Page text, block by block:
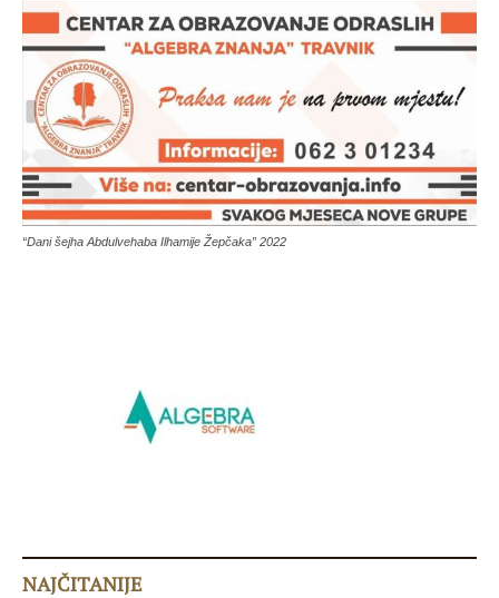
“Dani šejha Abdulvehaba Ilhamije Žepčaka” 2022
NAJČITANIJE